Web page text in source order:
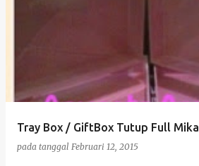
Tray Box / GiftBox Tutup Full Mika
pada tanggal Februari 12, 2015